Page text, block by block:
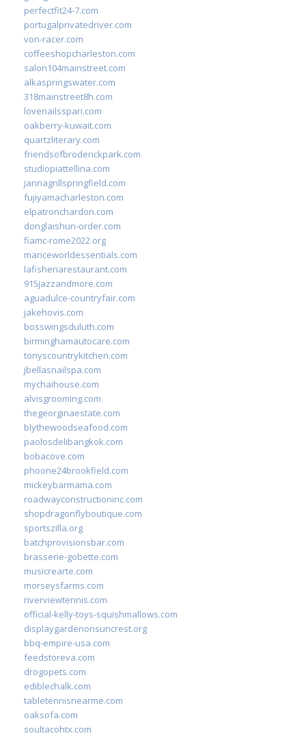
perfectfit24-7.com
portugalprivatedriver.com
von-racer.com
coffeeshopcharleston.com
salon104mainstreet.com
alkaspringswater.com
318mainstreet8h.com
lovenailsspari.com
oakberry-kuwait.com
quartzliterary.com
friendsofbroderickpark.com
studiopiattellina.com
jannagrillspringfield.com
fujiyamacharleston.com
elpatronchardon.com
donglaishun-order.com
fiamc-rome2022.org
mariceworldessentials.com
lafisheriarestaurant.com
915jazzandmore.com
aguadulce-countryfair.com
jakehovis.com
bosswingsduluth.com
birminghamautocare.com
tonyscountrykitchen.com
jbellasnailspa.com
mychaihouse.com
alvisgrooming.com
thegeorginaestate.com
blythewoodseafood.com
paolosdelibangkok.com
bobacove.com
phoone24brookfield.com
mickeybarmama.com
roadwayconstructioninc.com
shopdragonflyboutique.com
sportszilla.org
batchprovisionsbar.com
brasserie-gobette.com
musicrearte.com
morseysfarms.com
riverviewtennis.com
official-kelly-toys-squishmallows.com
displaygardenonsuncrest.org
bbq-empire-usa.com
feedstoreva.com
drogopets.com
ediblechalk.com
tabletennisnearme.com
oaksofa.com
soultacohtx.com